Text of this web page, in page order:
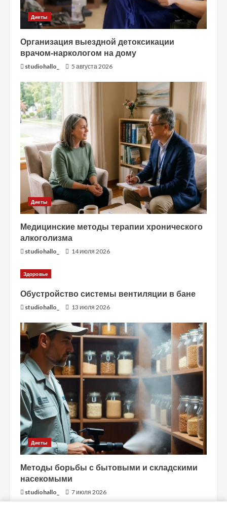
Диеты
Организация выездной детоксикации
врачом-наркологом на дому
studiohallo_ 5 августа 2026
Диеты
Медицинские методы терапии хронического
алкоголизма
studiohallo_ 14 июля 2026
Здоровье
Обустройство системы вентиляции в бане
studiohallo_ 13 июля 2026
Диеты
Методы борьбы с бытовыми и складскими
насекомыми
studiohallo_ 7 июля 2026